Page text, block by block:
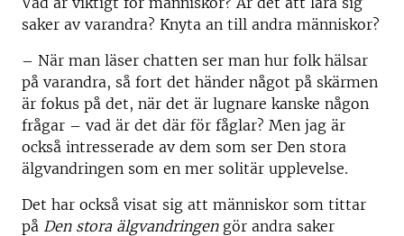
saker av varandra? Knyta an till andra människor?
– När man läser chatten ser man hur folk hälsar
på varandra, så fort det händer något på skärmen
är fokus på det, när det är lugnare kanske någon
frågar – vad är det där för fåglar? Men jag är
också intresserade av dem som ser Den stora
älgvandringen som en mer solitär upplevelse.
Det har också visat sig att människor som tittar
på Den stora älgvandringengör andra saker